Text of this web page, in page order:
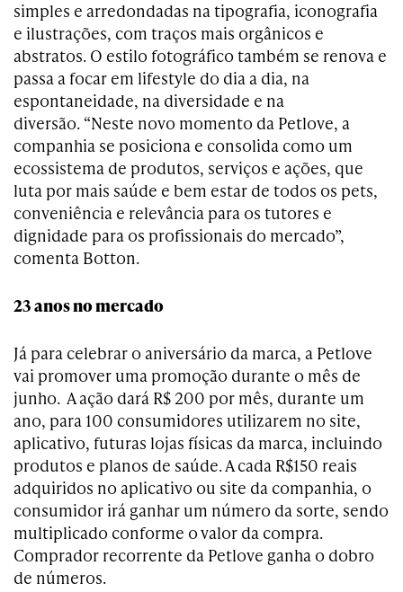
simples e arredondadas na tipografia, iconografia
e ilustrações, com traços mais orgânicos e
abstratos. O estilo fotográfico também se renova e
passa a focar em lifestyle do dia a dia, na
espontaneidade, na diversidade e na
diversão. “Neste novo momento da Petlove, a
companhia se posiciona e consolida como um
ecossistema de produtos, serviços e ações, que
luta por mais saúde e bem estar de todos os pets,
conveniência e relevância para os tutores e
dignidade para os profissionais do mercado”,
comenta Botton.
23 anos no mercado
Já para celebrar o aniversário da marca, a Petlove
vai promover uma promoção durante o mês de
junho. A ação dará R$ 200 por mês, durante um
ano, para 100 consumidores utilizarem no site,
aplicativo, futuras lojas físicas da marca, incluindo
produtos e planos de saúde. A cada R$150 reais
adquiridos no aplicativo ou site da companhia, o
consumidor irá ganhar um número da sorte, sendo
multiplicado conforme o valor da compra.
Comprador recorrente da Petlove ganha o dobro
de números.